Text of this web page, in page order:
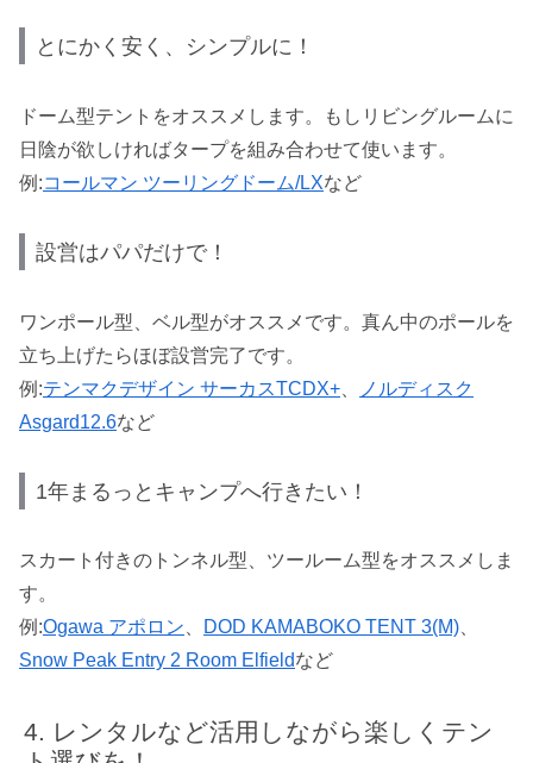
とにかく安く、シンプルに！
ドーム型テントをオススメします。もしリビングルームに
日陰が欲しければタープを組み合わせて使います。
例:コールマン ツーリングドーム/LXなど
設営はパパだけで！
ワンポール型、ベル型がオススメです。真ん中のポールを
立ち上げたらほぼ設営完了です。
例:テンマクデザイン サーカスTCDX+
ノルディスク
Asgard12.6など
1年まるっとキャンプへ行きたい！
スカート付きのトンネル型、ツールーム型をオススメしま
す。
例:Ogawa アポロン、 DOD KAMABOKO TENT 3(M)、
Snow Peak Entry 2 Room Elfieldなど
レンタルなど活用しながら楽しくテン